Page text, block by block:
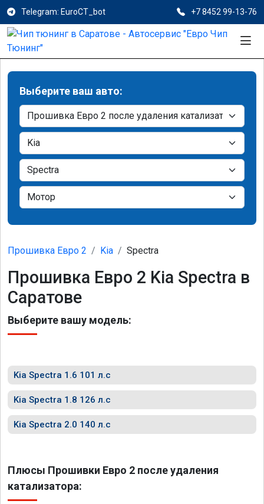
Telegram: EuroCT_bot +7 8452 99-13-76
Выберите ваш авто:
Прошивка Евро 2 Kia Spectra
Прошивка Евро 2 Kia Spectra в
Саратове
Выберите вашу модель:
Kia Spectra 1.6 101 л.с
Kia Spectra 1.8 126 л.с
Kia Spectra 2.0 140 л.с
Плюсы Прошивки Евро 2 после удаления
катализатора: